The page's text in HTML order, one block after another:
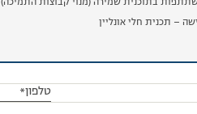
בתוכנית שמירה (מנוי קבוצות התמיכה)
– תכנית חלי אונליין
טלפון*